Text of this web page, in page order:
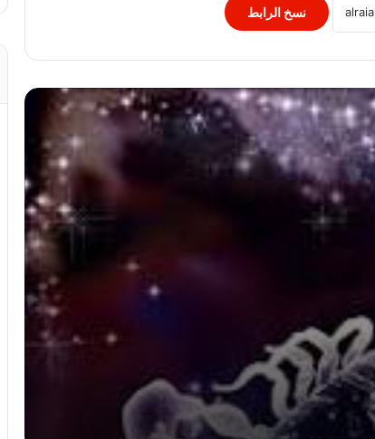
نسخ الرابط
رحيل عروس الشرقية في ليلة العمر.. ما
أسباب حدوث السكتة القلبية المفاجئة؟
الإعدام وهتك العرض.. 5 سبتمبر يحسم
ضبط عملات أجنبية بالسوق السوداء بقيمة 3
نجاح قضائى يرسخ مبدأ حماية الأطفال داخل
المؤسسات التعليمية.. عن “برلماني”